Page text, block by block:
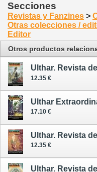
Secciones
Revistas y Fanzines >
Otras colecciones /
Editor
Otros productos
12.35 €
Ulthar
17.10 €
12.35 €